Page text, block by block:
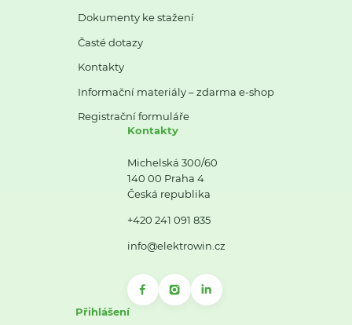
Dokumenty ke stažení
Časté dotazy
Kontakty
Informační materiály – zdarma e-shop
Registrační formuláře
Kontakty
Michelská 300/60
140 00 Praha 4
Česká republika
+420 241 091 835
info@elektrowin.cz
Přihlášení